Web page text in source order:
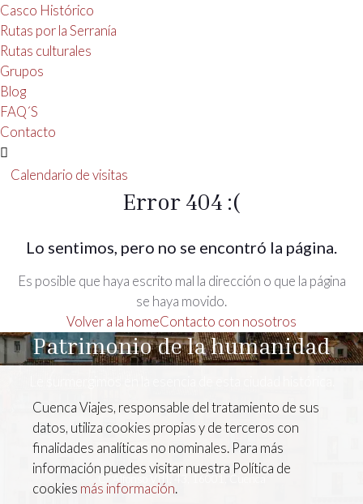
Casco Histórico
Rutas por la Serranía
Rutas culturales
Grupos
Blog
FAQ´S
Contacto
Calendario de visitas
Error 404 :(
Lo sentimos, pero no se encontró la página.
Es posible que haya escrito mal la dirección o que la página
se haya movido.
Volver a la homeContacto con nosotros
Patrimonio de la humanidad
C/ Alfonso VIII, 43, 16001, Cuenca
Cuenca Viajes, responsable del tratamiento de sus
datos, utiliza cookies propias y de terceros con
finalidades analíticas no nominales. Para más
información puedes visitar nuestra Política de
cookies más información.